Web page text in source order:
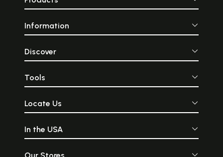
Information
Discover
Tools
Locate Us
In the USA
Our Stores